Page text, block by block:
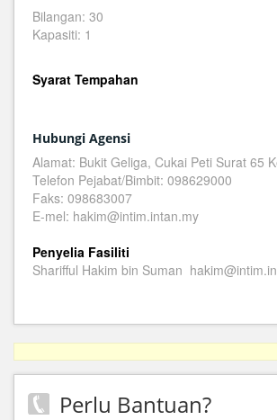
Bilangan: 30
Kapasiti: 1
Syarat Tempahan
Hubungi Agensi
Alamat: Bukit Geliga, Cukai Peti Surat 65
Telefon Pejabat/Bimbit: 098629000
Faks: 098683007
E-mel: hakim@intim.intan.my
Penyelia Fasiliti
Sharifful Hakim bin Suman
Perlu Bantuan?